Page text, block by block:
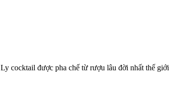
Ly cocktail được pha chế từ rượu lâu đời nhất thế giới